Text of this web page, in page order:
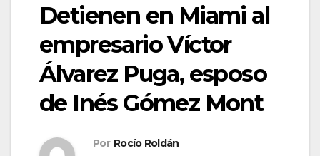
Detienen en Miami al
empresario Víctor
Álvarez Puga, esposo
de Inés Gómez Mont
Por Rocío Roldán